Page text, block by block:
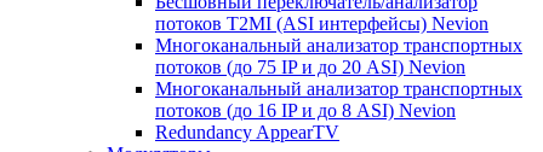
потоков T2MI (ASI интерфейсы) Nevion
Многоканальный анализатор транспортных
потоков (до 75 IP и до 20 ASI) Nevion
Многоканальный анализатор транспортных
потоков (до 16 IP и до 8 ASI) Nevion
Redundancy AppearTV